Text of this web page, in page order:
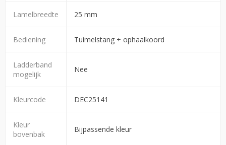
Lamelbreedte 25 mm
Bediening Tuimelstang + ophaalkoord
Ladderband
mogelijk
Nee
Kleurcode DEC25141
Kleur
bovenbak
Bijpassende kleur